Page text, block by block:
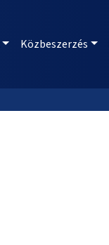
Közbeszerzés